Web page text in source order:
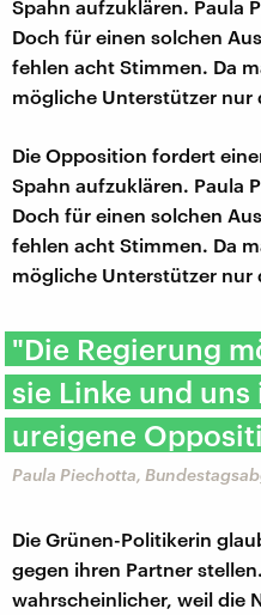
Spahn aufzuklären. Paula
Doch für einen solchen
fehlen acht Stimmen. Da
mögliche Unterstützer nur
Die Opposition fordert
Spahn aufzuklären. Paula
Doch für einen solchen
fehlen acht Stimmen. Da
mögliche Unterstützer nur
"Die Regierung
sie Linke und
ureigene
Paula Piechotta,
Die Grünen-Politikerin
gegen ihren Partner
wahrscheinlicher, weil die